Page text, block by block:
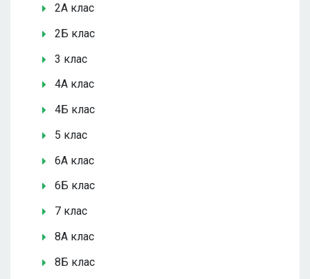
2А клас
2Б клас
3 клас
4А клас
4Б клас
5 клас
6А клас
6Б клас
7 клас
8А клас
8Б клас